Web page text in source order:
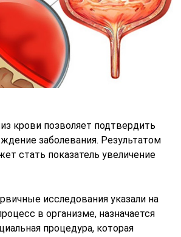
крови позволяет подтвердить
заболевания. Результатом
стать показатель увеличение
исследования указали на
в организме, назначается
процедура, которая